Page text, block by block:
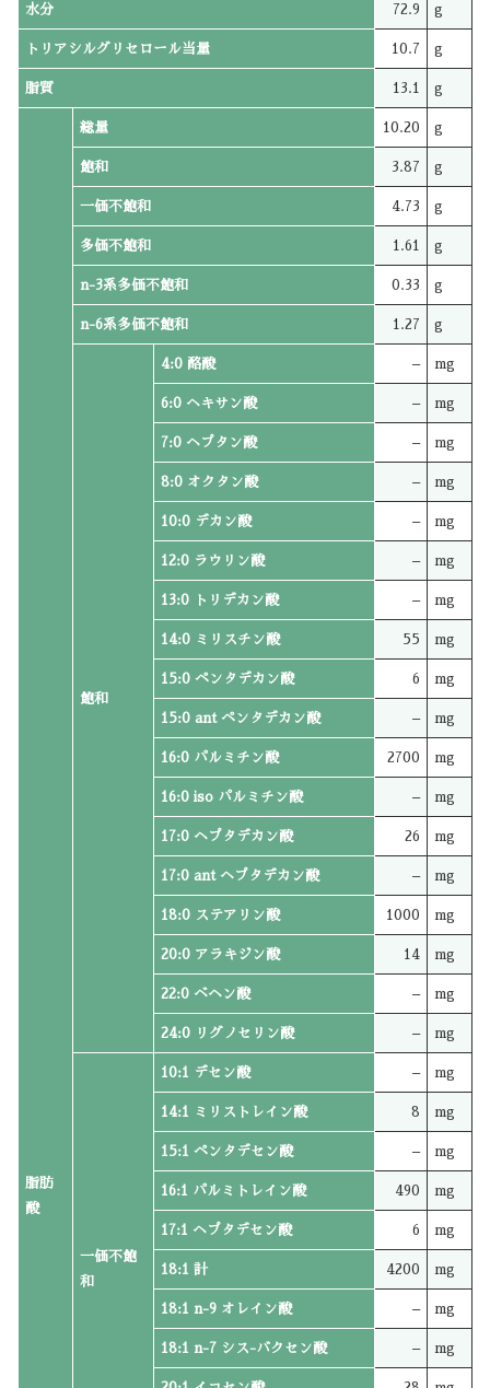
水分 72.9 g
トリアシルグリセロール当量 10.7 g
脂質 13.1 g
脂肪
酸
総量 10.20 g
飽和 3.87 g
一価不飽和 4.73 g
多価不飽和 1.61 g
n-3系多価不飽和 0.33 g
n-6系多価不飽和 1.27 g
飽和
4:0 酪酸 – mg
6:0 ヘキサン酸 – mg
7:0 ヘプタン酸 – mg
8:0 オクタン酸 – mg
10:0 デカン酸 – mg
12:0 ラウリン酸 – mg
13:0 トリデカン酸 – mg
14:0 ミリスチン酸 55 mg
15:0 ペンタデカン酸 6 mg
15:0 ant ペンタデカン酸 – mg
16:0 パルミチン酸 2700 mg
16:0 iso パルミチン酸 – mg
17:0 ヘプタデカン酸 26 mg
17:0 ant ヘプタデカン酸 – mg
18:0 ステアリン酸 1000 mg
20:0 アラキジン酸 14 mg
22:0 ベヘン酸 – mg
24:0 リグノセリン酸 – mg
一価不飽
和
10:1 デセン酸 – mg
14:1 ミリストレイン酸 8 mg
15:1 ペンタデセン酸 – mg
16:1 パルミトレイン酸 490 mg
17:1 ヘプタデセン酸 6 mg
18:1 計 4200 mg
18:1 n-9 オレイン酸 – mg
18:1 n-7 シス-バクセン酸 – mg